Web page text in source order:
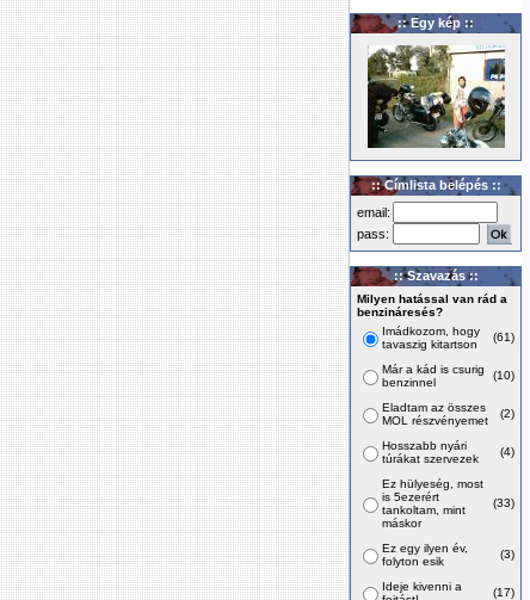
:: Egy kép ::
:: Címlista belépés ::
email:
pass:
:: Szavazás ::
Milyen hatással van rád a
benzináresés?
Imádkozom, hogy
tavaszig kitartson
(61)
Már a kád is csurig
benzinnel
(10)
Eladtam az összes
MOL részvényemet
(2)
Hosszabb nyári
túrákat szervezek
(4)
Ez hülyeség, most
is 5ezerért
tankoltam, mint
máskor
(33)
Ez egy ilyen év,
folyton esik
(3)
Ideje kivenni a
(17)